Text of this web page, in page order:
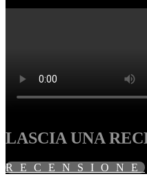
LASCIA UNA
RECENSIONE